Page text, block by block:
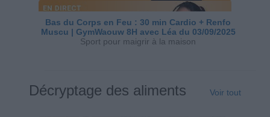
Bas du Corps en Feu : 30 min Cardio + Renfo
Muscu | GymWaouw 8H avec Léa du 03/09/2025
Sport pour maigrir à la maison
Décryptage des aliments Voir tout